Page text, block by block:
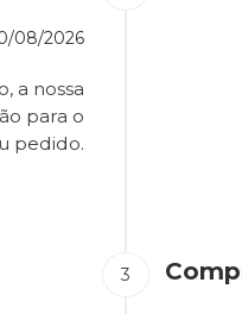
08/2026
a nossa
para o
pedido.